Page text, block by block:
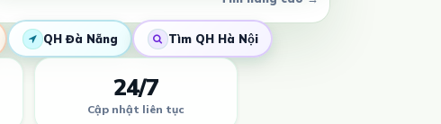
QH Đà Nẵng Tìm QH Hà Nội
24/7
Cập nhật liên tục